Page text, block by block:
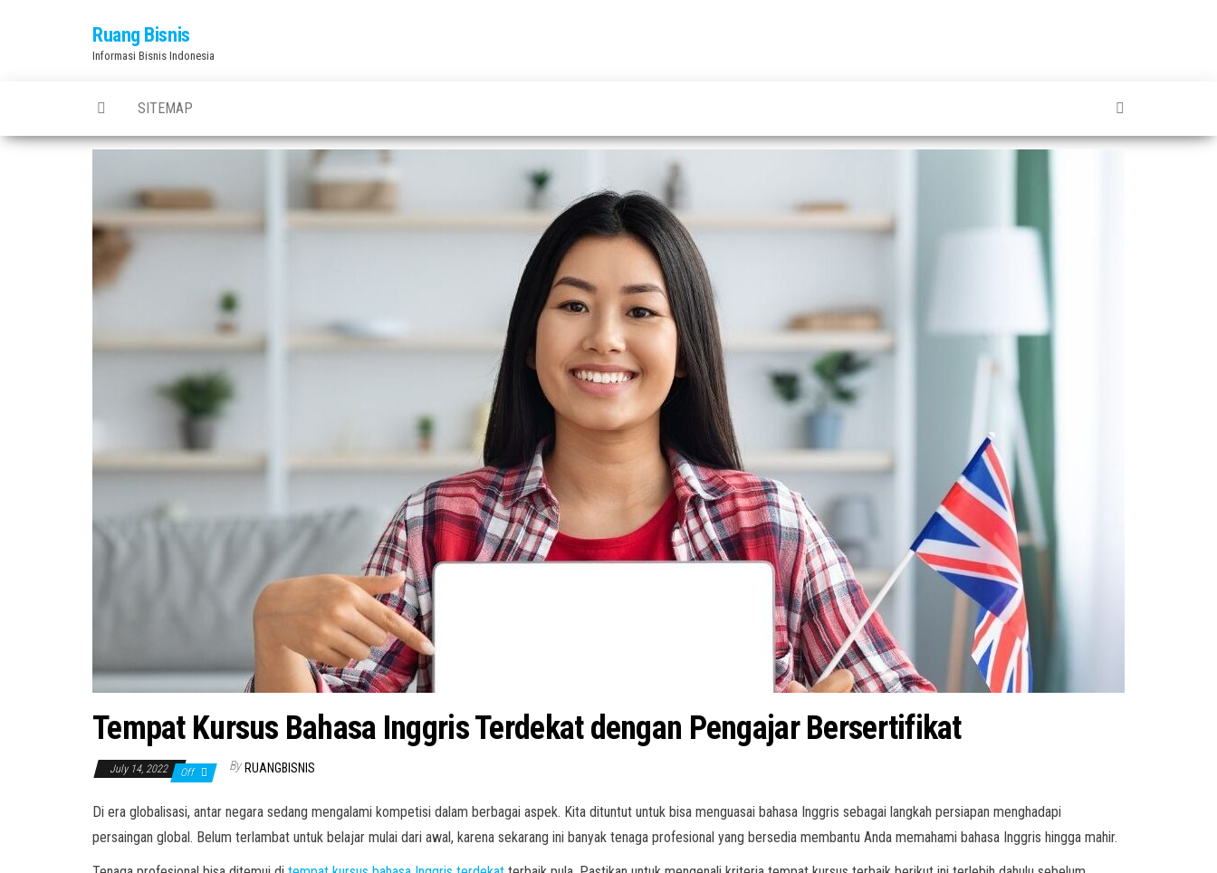
Ruang Bisnis
Informasi Bisnis Indonesia
SITEMAP
Tempat Kursus Bahasa Inggris Terdekat dengan Pengajar Bersertifikat
July 14, 2022 Off By RUANGBISNIS
Di era globalisasi, antar negara sedang mengalami kompetisi dalam berbagai aspek. Kita dituntut untuk bisa menguasai bahasa Inggris sebagai langkah persiapan menghadapi
persaingan global. Belum terlambat untuk belajar mulai dari awal, karena sekarang ini banyak tenaga profesional yang bersedia membantu Anda memahami bahasa Inggris hingga mahir.